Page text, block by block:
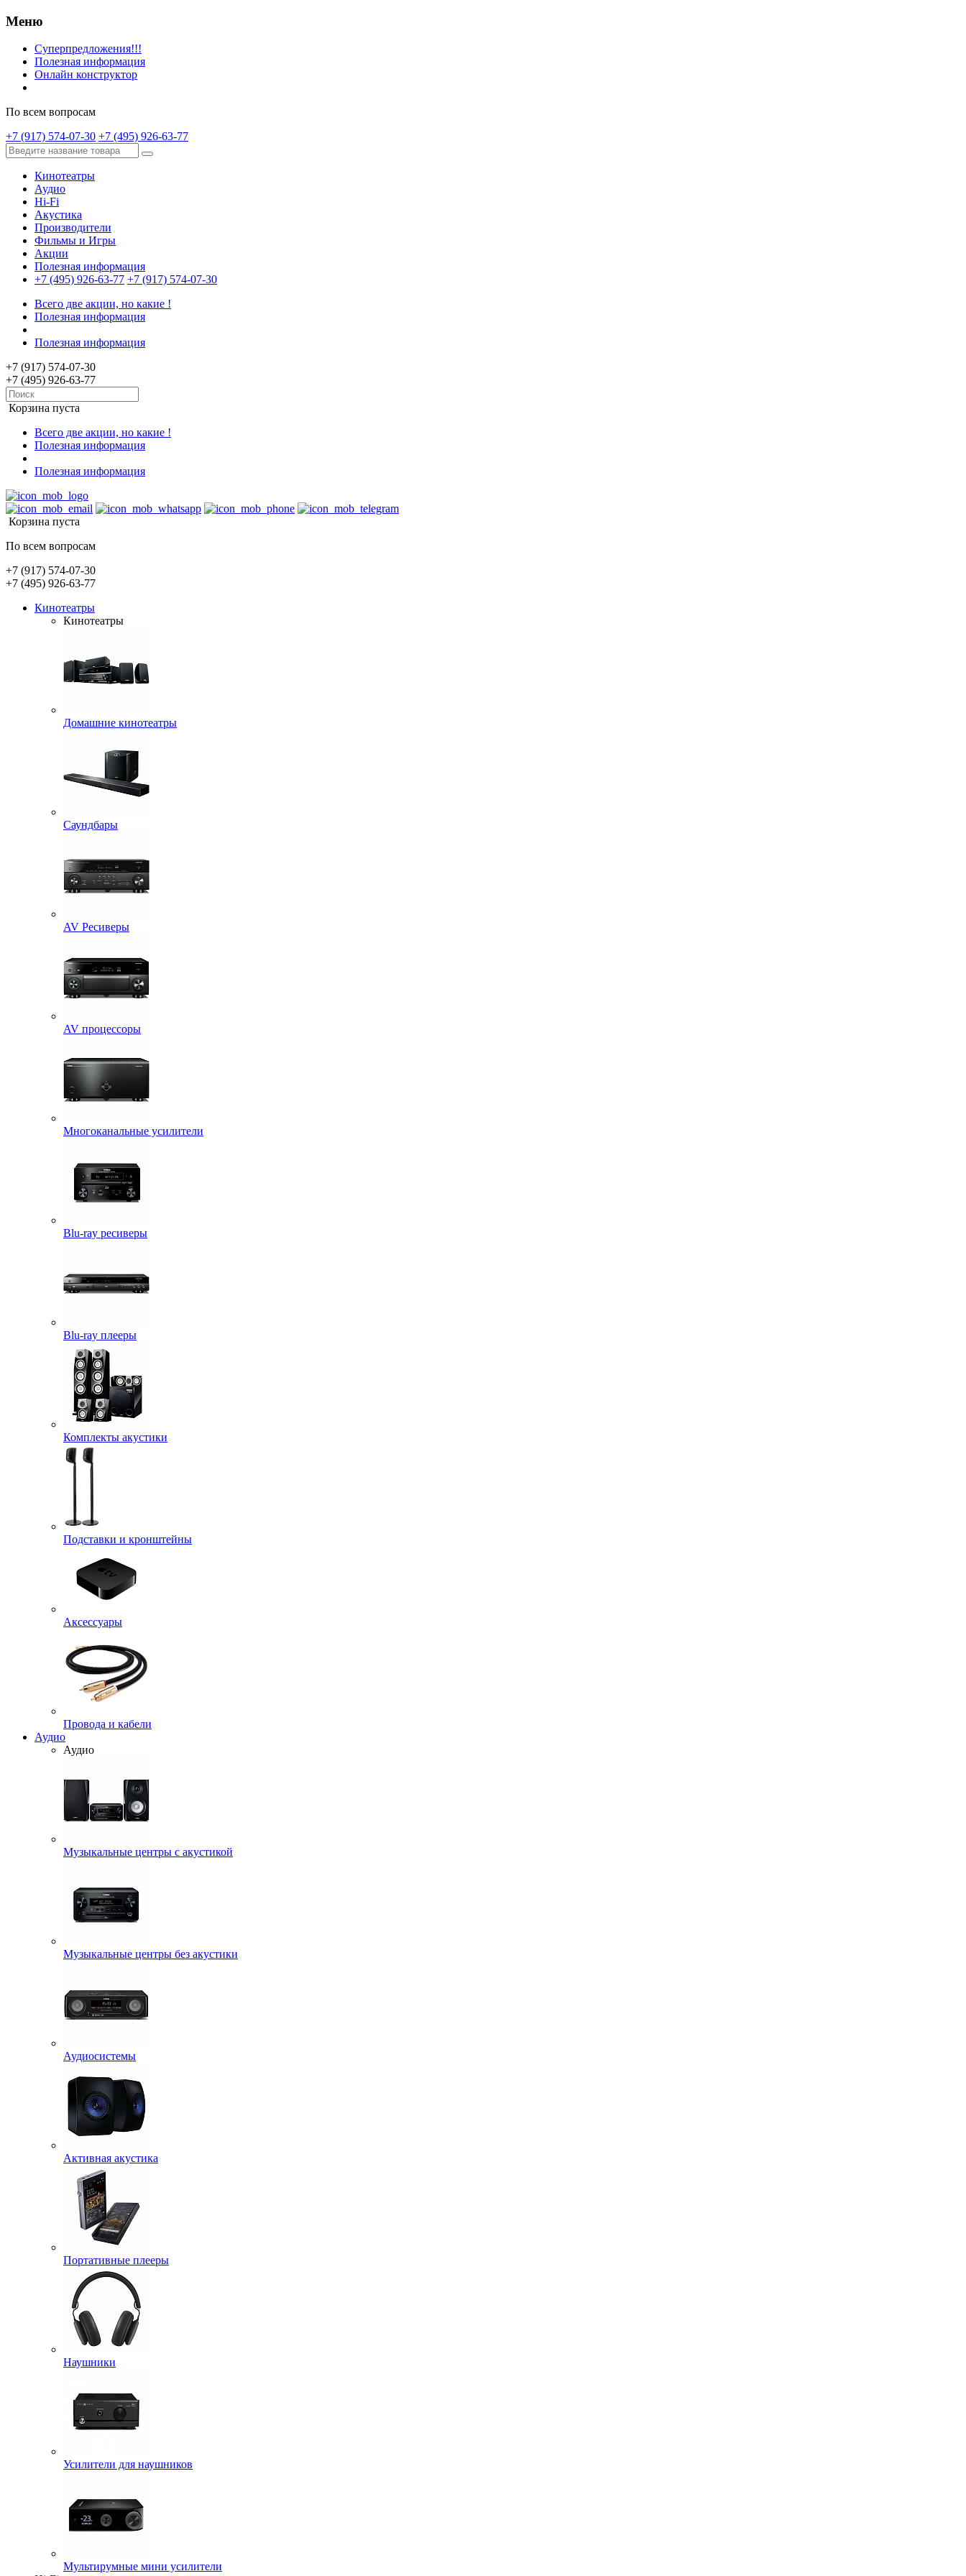
Меню
Суперпредложения!!!
Полезная информация
Онлайн конструктор
По всем вопросам
+7 (917) 574-07-30 +7 (495) 926-63-77
Кинотеатры
Аудио
Hi-Fi
Акустика
Производители
Фильмы и Игры
Акции
Полезная информация
+7 (495) 926-63-77 +7 (917) 574-07-30
Всего две акции, но какие !
Полезная информация
Полезная информация
+7 (917) 574-07-30
+7 (495) 926-63-77
Корзина пуста
Всего две акции, но какие !
Полезная информация
Полезная информация
Корзина пуста
По всем вопросам
+7 (917) 574-07-30
+7 (495) 926-63-77
Кинотеатры
Кинотеатры
Домашние кинотеатры
Саундбары
AV Ресиверы
AV процессоры
Многоканальные усилители
Blu-ray ресиверы
Blu-ray плееры
Комплекты акустики
Подставки и кронштейны
Аксессуары
Провода и кабели
Аудио
Аудио
Музыкальные центры с акустикой
Музыкальные центры без акустики
Аудиосистемы
Активная акустика
Портативные плееры
Наушники
Усилители для наушников
Мультирумные мини усилители